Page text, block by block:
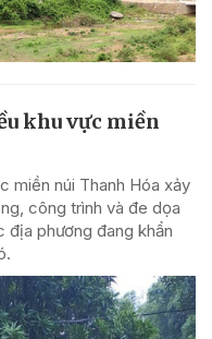
khu vực miền
miền núi Thanh Hóa xảy
công trình và đe dọa
địa phương đang khẩn